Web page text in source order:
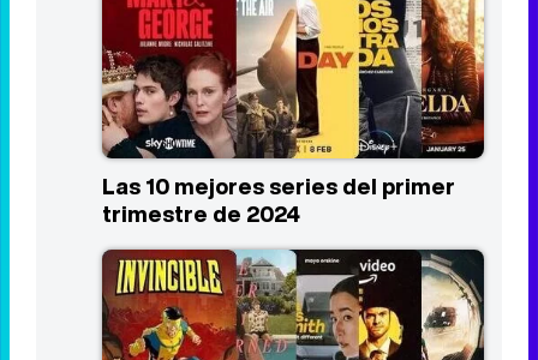
Las 10 mejores series del primer
trimestre de 2024